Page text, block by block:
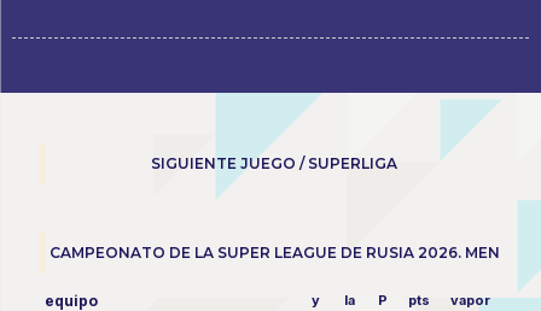
SIGUIENTE JUEGO / SUPERLIGA
CAMPEONATO DE LA SUPER LEAGUE DE RUSIA 2026. MEN
equipo y la P pts vapor